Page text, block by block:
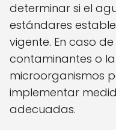
determinar si el
estándares
vigente. En caso
contaminantes o
microorganismos
implementar
adecuadas.